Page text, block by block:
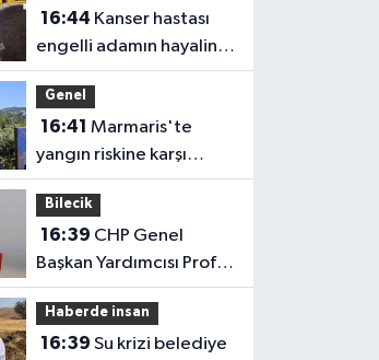
16:44
engelli adamın hayalini
bile kuramadığı evine
kavuşunca döktüğü
gözyaşı duygulandırdı
Genel
16:41
yangın riskine karşı
kapsamlı temizlik
Bilecik
16:39
Başkan Yardımcısı Prof.
Dr. Ali Rıza Erbay, 'CHP
üyesi olmak inanç ister,
emek ister, yürek ister'
Haberde insan
16:39